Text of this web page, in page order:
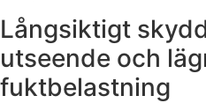
Långsiktigt
utseende och
fuktbelastning